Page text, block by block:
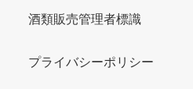
酒類販売管理者標識
プライバシーポリシー